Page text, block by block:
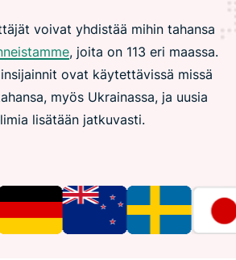
voivat yhdistää mihin tahansa
, joita on 113 eri maassa.
ovat käytettävissä missä
myös Ukrainassa, ja uusia
lisätään jatkuvasti.